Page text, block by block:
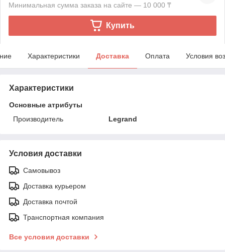
Минимальная сумма заказа на сайте — 10 000 ₸
Купить
Характеристики Доставка Оплата Условия
Характеристики
Основные атрибуты
Производитель
Legrand
Условия доставки
Самовывоз
Доставка курьером
Доставка почтой
Транспортная компания
Все условия доставки